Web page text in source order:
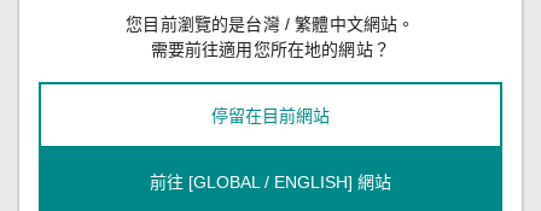
韌體
您目前瀏覽的是台灣 / 繁體中文網站。
需要前往適用您所在地的網站？
停留在目前網站
前往 [GLOBAL / ENGLISH] 網站